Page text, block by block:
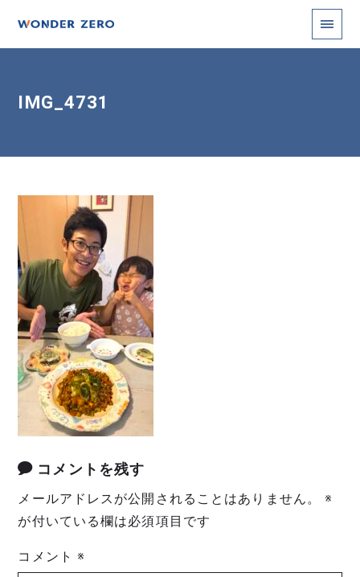
IMG_4731
コメントを残す
メールアドレスが公開されることはありません。
※
が付いている欄は必須項目です
コメント※